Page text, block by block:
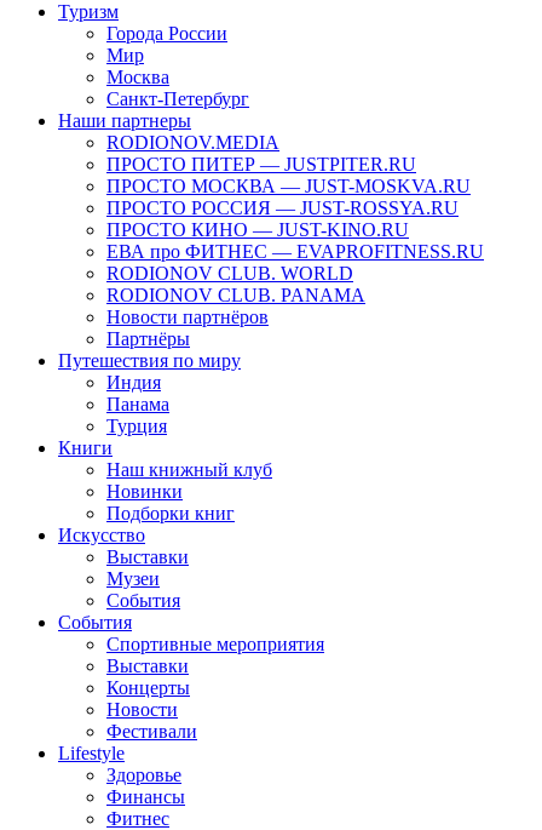
Туризм
Города России
Мир
Москва
Санкт-Петербург
Наши партнеры
RODIONOV.MEDIA
ПРОСТО ПИТЕР — JUSTPITER.RU
ПРОСТО МОСКВА — JUST-MOSKVA.RU
ПРОСТО РОССИЯ — JUST-ROSSYA.RU
ПРОСТО КИНО — JUST-KINO.RU
ЕВА про ФИТНЕС — EVAPROFITNESS.RU
RODIONOV CLUB. WORLD
RODIONOV CLUB. PANAMA
Новости партнёров
Партнёры
Путешествия по миру
Индия
Панама
Турция
Книги
Наш книжный клуб
Новинки
Подборки книг
Искусство
Выставки
Музеи
События
События
Спортивные мероприятия
Выставки
Концерты
Новости
Фестивали
Lifestyle
Здоровье
Финансы
Фитнес